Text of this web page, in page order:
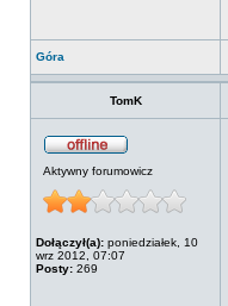
Góra
TomK
Aktywny forumowicz
Dołączył(a): poniedziałek, 10
wrz 2012, 07:07
Posty: 269